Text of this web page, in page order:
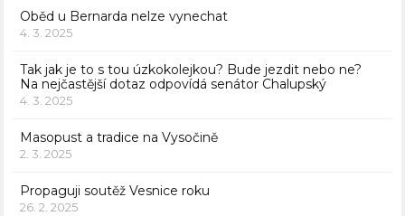
Oběd u Bernarda nelze vynechat
4. 3. 2025
Tak jak je to s tou úzkokolejkou? Bude jezdit nebo ne?
Na nejčastější dotaz odpovídá senátor Chalupský
4. 3. 2025
Masopust a tradice na Vysočině
2. 3. 2025
Propaguji soutěž Vesnice roku
26. 2. 2025